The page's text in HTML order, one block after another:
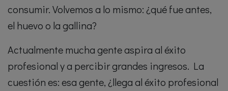
consumir. Volvemos a lo mismo: ¿qué fue antes,
el huevo o la gallina?
Actualmente mucha gente aspira al éxito
profesional y a percibir grandes ingresos. La
cuestión es: esa gente, ¿llega al éxito profesional